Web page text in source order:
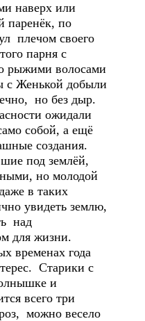
наверх или
паренёк, по
плечом своего
парня с
рыжими волосами
с Женькой добыли
но без дыр.
ожидали
собой, а ещё
создания.
под землёй,
но молодой
в таких
увидеть землю,
над
для жизни.
временах года
Старики с
и
всего три
можно весело